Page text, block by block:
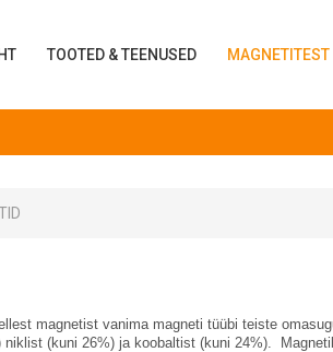
TOOTED & TEENUSED MAGNETITEST
magnetist vanima magneti tüübi teiste
(kuni 26%) ja koobaltist (kuni 24%).